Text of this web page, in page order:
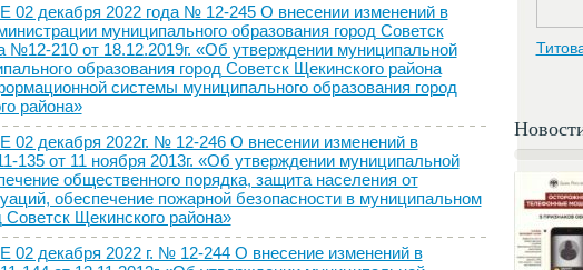
декабря 2022 года № 12-245 О внесении изменений в
муниципального образования город Советск
№12-210 от 18.12.2019г. «Об утверждении муниципальной
образования город Советск Щекинского района
системы муниципального образования город
района»
декабря 2022г. № 12-246 О внесении изменений в
135 от 11 ноября 2013г. «Об утверждении муниципальной
общественного порядка, защита населения от
обеспечение пожарной безопасности в муниципальном
Советск Щекинского района»
декабря 2022 г. № 12-244 О внесение изменений в